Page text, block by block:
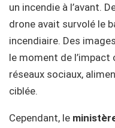
un incendie à l’avant.
drone avait survolé le
incendiaire. Des
le moment de
réseaux sociaux,
ciblée.
Cependant, le